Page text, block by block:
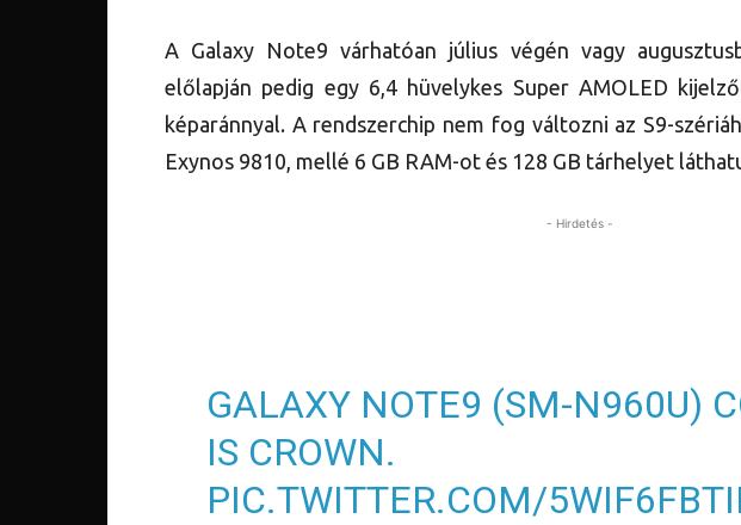
A Galaxy Note9 várhatóan július végén vagy
előlapján pedig egy 6,4 hüvelykes Super AMOLED
képaránnyal. A rendszerchip nem fog változni az S9-
Exynos 9810, mellé 6 GB RAM-ot és 128 GB tárhelyet
- Hirdetés -
GALAXY NOTE9 (SM-N960U)
IS CROWN.
PIC.TWITTER.COM/